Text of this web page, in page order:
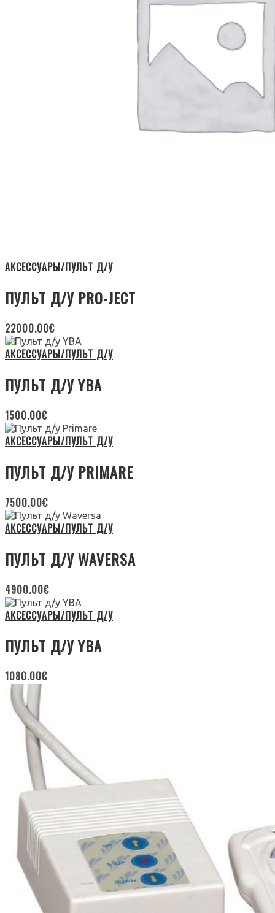
АКСЕССУАРЫ/ПУЛЬТ Д/У
ПУЛЬТ Д/У PRO-JECT
22000.00€
АКСЕССУАРЫ/ПУЛЬТ Д/У
ПУЛЬТ Д/У YBA
1500.00€
АКСЕССУАРЫ/ПУЛЬТ Д/У
ПУЛЬТ Д/У PRIMARE
7500.00€
АКСЕССУАРЫ/ПУЛЬТ Д/У
ПУЛЬТ Д/У WAVERSA
4900.00€
АКСЕССУАРЫ/ПУЛЬТ Д/У
ПУЛЬТ Д/У YBA
1080.00€